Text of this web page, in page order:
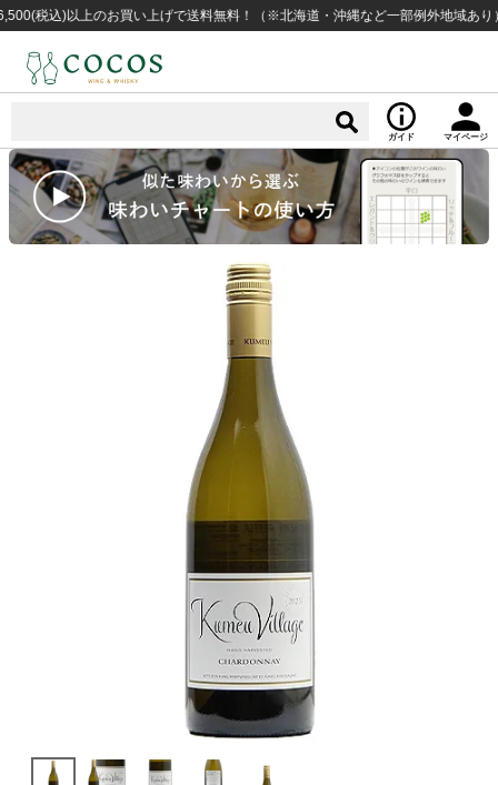
)以上のお買い上げで送料無料！（※北海道・沖縄など一部例外地域あり）
ガイド マイページ